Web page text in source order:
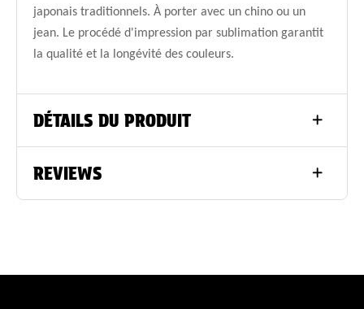
japonais traditionnels. À porter avec un chino ou un
jean. Le procédé d'impression par sublimation garantit
la qualité et la longévité des couleurs.
DÉTAILS DU PRODUIT
REVIEWS